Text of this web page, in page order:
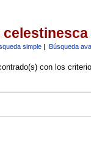
simple| Búsqueda
con los